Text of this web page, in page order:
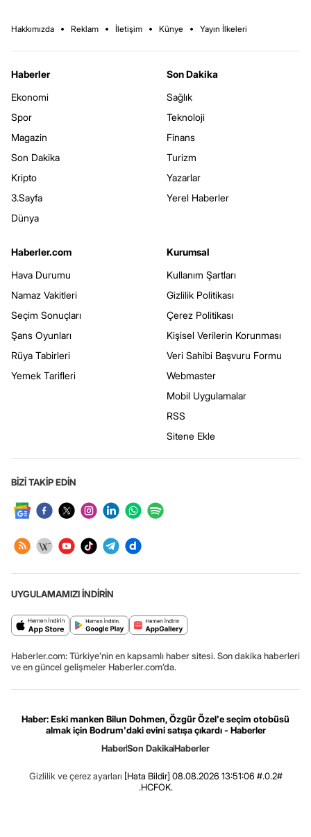
Hakkımızda Reklam İletişim Künye Yayın İlkeleri
Haberler
Ekonomi
Spor
Magazin
Son Dakika
Kripto
3.Sayfa
Dünya
Son Dakika
Sağlık
Teknoloji
Finans
Turizm
Yazarlar
Yerel Haberler
Haberler.com
Hava Durumu
Namaz Vakitleri
Seçim Sonuçları
Şans Oyunları
Rüya Tabirleri
Yemek Tarifleri
Kurumsal
Kullanım Şartları
Gizlilik Politikası
Çerez Politikası
Kişisel Verilerin Korunması
Veri Sahibi Başvuru Formu
Webmaster
Mobil Uygulamalar
RSS
Sitene Ekle
BİZİ TAKİP EDİN
UYGULAMAMIZI İNDİRİN
Haberler.com: Türkiye’nin en kapsamlı haber sitesi. Son dakika haberleri
ve en güncel gelişmeler Haberler.com’da.
Haber: Eski manken Bilun Dohmen, Özgür Özel'e seçim otobüsü
almak için Bodrum'daki evini satışa çıkardı - Haberler
HaberSon DakikaHaberler
Gizlilik ve çerez ayarları [Hata Bildir] 08.08.2026 13:51:06 #.0.2#
.HCFOK.